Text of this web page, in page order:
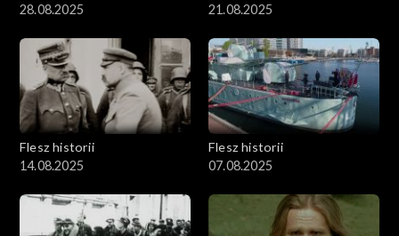
28.08.2025
21.08.2025
Flesz historii
14.08.2025
Flesz historii
07.08.2025